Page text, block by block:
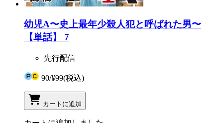
幼児A〜史上最年少殺人犯と呼ばれた男〜
【単話】 7
先行配信
90/¥99(税込)
カートに追加